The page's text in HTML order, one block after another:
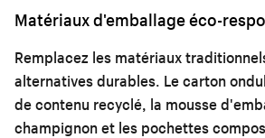
Matériaux d'emballage éco-
Remplacez les matériaux
alternatives durables. Le carton
de contenu recyclé, la mousse
champignon et les pochettes